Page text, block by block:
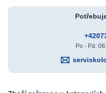
Po - Pá: